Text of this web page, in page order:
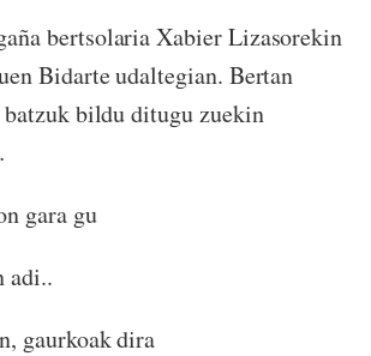
bertsolaria Xabier Lizasorekin
Bidarte udaltegian. Bertan
batzuk bildu ditugu zuekin
gara gu
adi..
gaurkoak dira